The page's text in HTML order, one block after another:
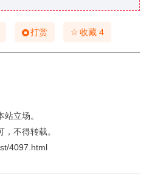
打赏 ☆收藏 4
立场。
不得转载。
4097.html